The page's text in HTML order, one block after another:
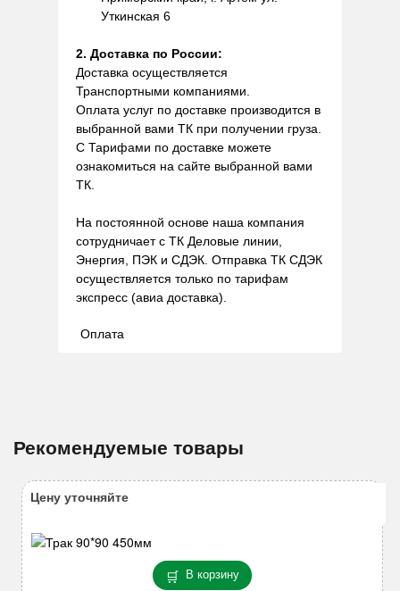
Уткинская 6
2. Доставка по России:
Доставка осуществляется
Транспортными компаниями.
Оплата услуг по доставке производится в
выбранной вами ТК при получении груза.
С Тарифами по доставке можете
ознакомиться на сайте выбранной вами
ТК.
На постоянной основе наша компания
сотрудничает с ТК Деловые линии,
Энергия, ПЭК и СДЭК. Отправка ТК СДЭК
осуществляется только по тарифам
экспресс (авиа доставка).
Оплата
Рекомендуемые товары
В корзину
Цену уточняйте